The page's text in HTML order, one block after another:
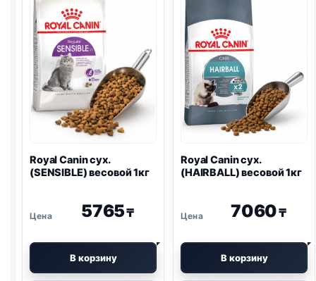
1кг
весовой
1кг
Royal Canin сух.
(SENSIBLE) весовой 1кг
5765₸
В корзину
Royal Canin сух.
(HAIRBALL) весовой 1кг
7060₸
В корзину